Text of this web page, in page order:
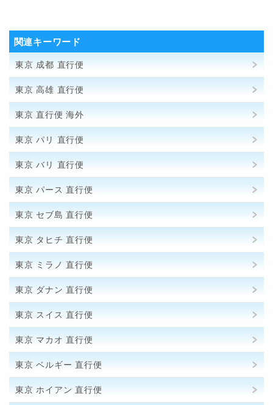
関連キーワード
東京 成都 直行便
東京 高雄 直行便
東京 直行便 海外
東京 パリ 直行便
東京 バリ 直行便
東京 パース 直行便
東京 セブ島 直行便
東京 タヒチ 直行便
東京 ミラノ 直行便
東京 ダナン 直行便
東京 スイス 直行便
東京 マカオ 直行便
東京 ベルギー 直行便
東京 ホイアン 直行便